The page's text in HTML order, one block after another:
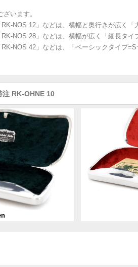
います。
NOS 12」などは、横幅と奥行きが広く「
NOS 28」などは、横幅が広く「細長タイ
NOS 42」などは、「ベーシックタイプ=S
RK-OHNE 10